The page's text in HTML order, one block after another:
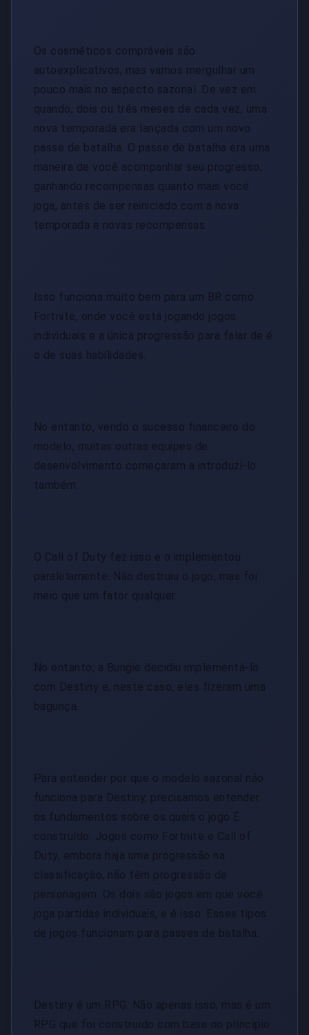
Os cosméticos compráveis ​​são
autoexplicativos, mas vamos mergulhar um
pouco mais no aspecto sazonal. De vez em
quando, dois ou três meses de cada vez, uma
nova temporada era lançada com um novo
passe de batalha. O passe de batalha era uma
maneira de você acompanhar seu progresso,
ganhando recompensas quanto mais você
joga, antes de ser reiniciado com a nova
temporada e novas recompensas.
Isso funciona muito bem para um BR como
Fortnite, onde você está jogando jogos
individuais e a única progressão para falar de é
o de suas habilidades.
No entanto, vendo o sucesso financeiro do
modelo, muitas outras equipes de
desenvolvimento começaram a introduzi-lo
também.
O Call of Duty fez isso e o implementou
paralelamente. Não destruiu o jogo, mas foi
meio que um fator qualquer.
No entanto, a Bungie decidiu implementá-lo
com Destiny e, neste caso, eles fizeram uma
bagunça.
Para entender por que o modelo sazonal não
funciona para Destiny, precisamos entender
os fundamentos sobre os quais o jogo É
construído. Jogos como Fortnite e Call of
Duty, embora haja uma progressão na
classificação, não têm progressão de
personagem. Os dois são jogos em que você
joga partidas individuais, e é isso. Esses tipos
de jogos funcionam para passes de batalha.
Destiny é um RPG. Não apenas isso, mas é um
RPG que foi construído com base no princípio